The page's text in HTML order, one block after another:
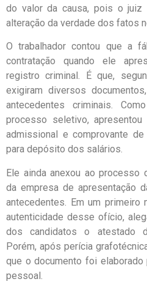
do valor da causa, pois o juiz
alteração da verdade dos fatos
O trabalhador contou que a
contratação quando ele
registro criminal. É que,
exigiram diversos
antecedentes criminais.
processo seletivo,
admissional e comprovante
para depósito dos salários.
Ele ainda anexou ao processo
da empresa de apresentação
antecedentes. Em um primeiro
autenticidade desse ofício,
dos candidatos o atestado
Porém, após perícia
que o documento foi
pessoal.